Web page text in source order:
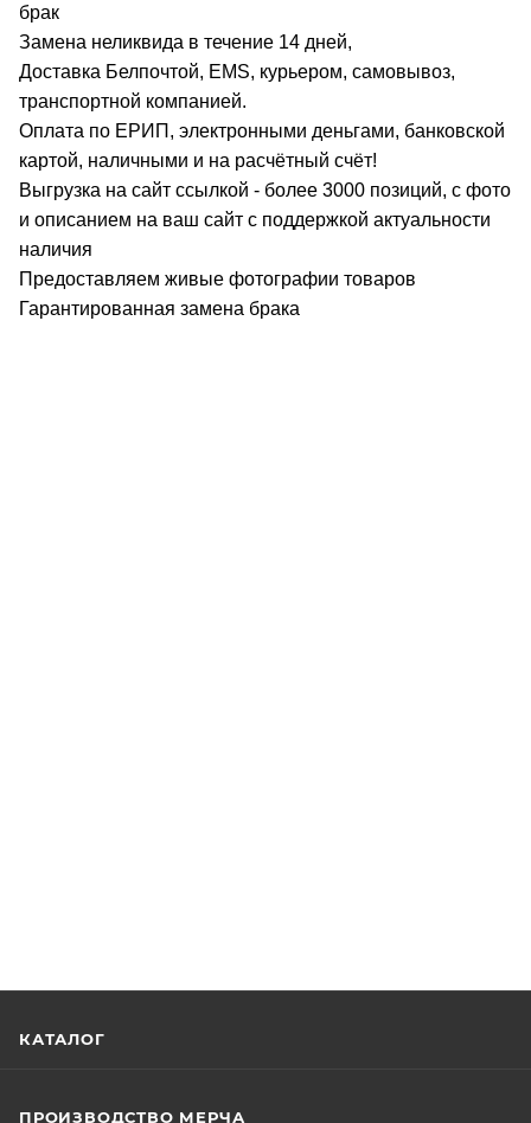
брак
Замена неликвида в течение 14 дней,
Доставка Белпочтой, EMS, курьером, самовывоз,
транспортной компанией.
Оплата по ЕРИП, электронными деньгами, банковской
картой, наличными и на расчётный счёт!
Выгрузка на сайт ссылкой - более 3000 позиций, с фото
и описанием на ваш сайт с поддержкой актуальности
наличия
Предоставляем живые фотографии товаров
Гарантированная замена брака
КАТАЛОГ
ПРОИЗВОДСТВО МЕРЧА